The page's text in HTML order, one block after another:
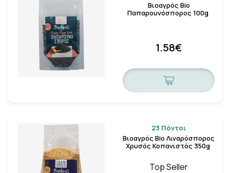
Βιοαγρός Bio
Παπαρουνόσπορος 100g
1.58€
23 Πόντοι
Βιοαγρός Bio Λιναρόσπορος
Χρυσός Κοπανιστός 350g
Top Seller